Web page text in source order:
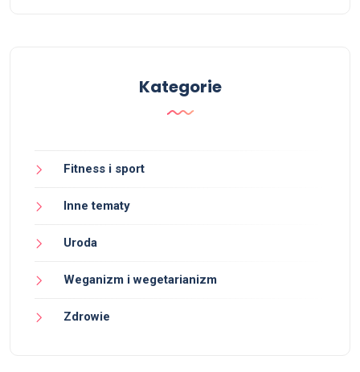
Kategorie
Fitness i sport
Inne tematy
Uroda
Weganizm i wegetarianizm
Zdrowie